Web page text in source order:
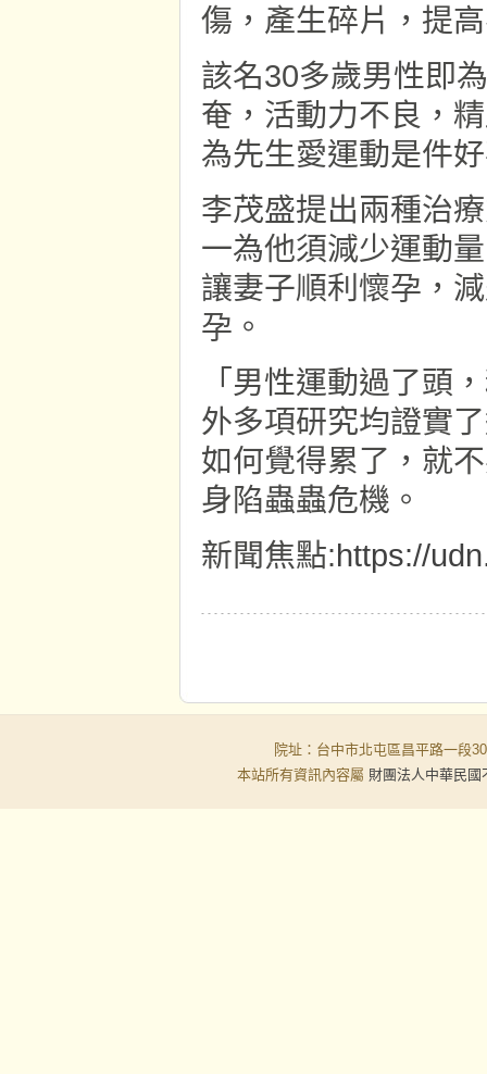
傷，產生碎片，提
該名30多歲男性即
奄，活動力不良，
為先生愛運動是件
李茂盛提出兩種治
一為他須減少運動
讓妻子順利懷孕，
孕。
「男性運動過了頭
外多項研究均證實
如何覺得累了，就
身陷蟲蟲危機。
新聞焦點:https://
院址：台中市北屯區昌平路一
本站所有資訊內容屬 財團法人中華民國